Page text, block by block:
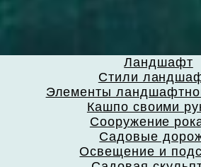
Ландшафт
Стили
Элементы
Кашпо своими
Сооружение
Садовые
Освещение и